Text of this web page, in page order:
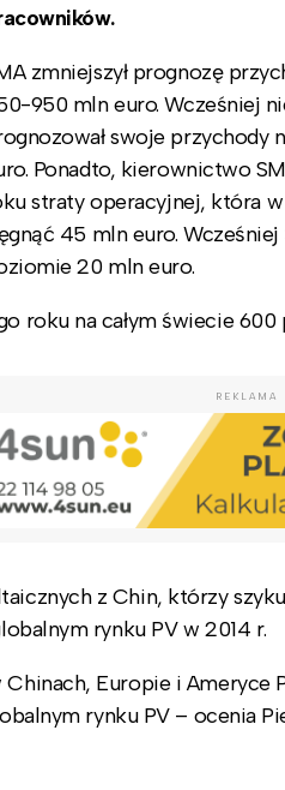
zmniejszył prognozę
950 mln euro. Wcześniej
swoje przychody
Ponadto, kierownictwo
straty operacyjnej, która
45 mln euro. Wcześniej
20 mln euro.
roku na całym świecie
REKLAMA
z Chin, którzy
rynku PV w 2014 r.
Europie i Ameryce
rynku PV – ocenia